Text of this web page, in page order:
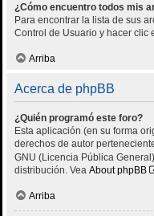
¿Cómo encuentro todos mis
Para encontrar la lista de sus
Control de Usuario y hacer clic
Arriba
Acerca de phpBB
¿Quién programó este foro?
Esta aplicación (en su forma
derechos de autor
GNU (Licencia Pública
distribución. Vea About phpBB
Arriba